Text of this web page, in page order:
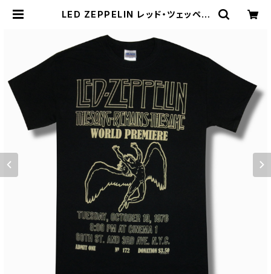
LED ZEPPELIN レッド・ツェッペリ
ルドプレミア Ｔシャツ メンズ レディー
ス ロックTシャツ バンドTシャツ RO
CKOFF ZEP-15 | alternative_t
okyo